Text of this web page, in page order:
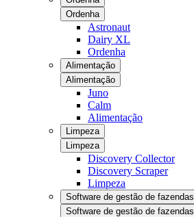
Ordenha
Astronaut
Dairy XL
Ordenha
Alimentação
Alimentação
Juno
Calm
Alimentação
Limpeza
Limpeza
Discovery Collector
Discovery Scraper
Limpeza
Software de gestão de fazendas
Software de gestão de fazendas